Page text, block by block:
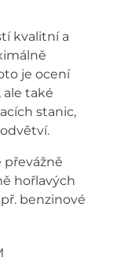
kvalitní a
je ocení
ale také
stanic,
převážně
hořlavých
benzinové